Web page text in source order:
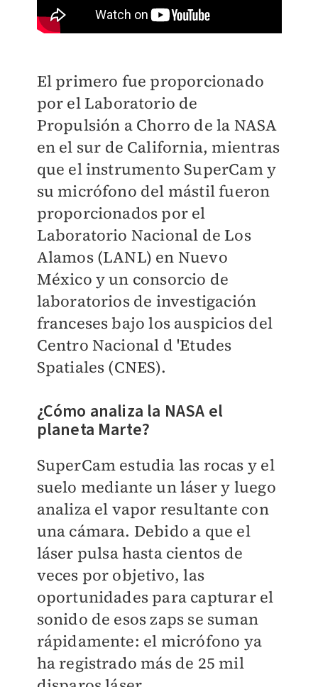
El primero fue proporcionado
por el Laboratorio de
Propulsión a Chorro de la NASA
en el sur de California, mientras
que el instrumento SuperCam y
su micrófono del mástil fueron
proporcionados por el
Laboratorio Nacional de Los
Alamos (LANL) en Nuevo
México y un consorcio de
laboratorios de investigación
franceses bajo los auspicios del
Centro Nacional d 'Etudes
Spatiales (CNES).
¿Cómo analiza la NASA el
planeta Marte?
SuperCam estudia las rocas y el
suelo mediante un láser y luego
analiza el vapor resultante con
una cámara. Debido a que el
láser pulsa hasta cientos de
veces por objetivo, las
oportunidades para capturar el
sonido de esos zaps se suman
rápidamente: el micrófono ya
ha registrado más de 25 mil